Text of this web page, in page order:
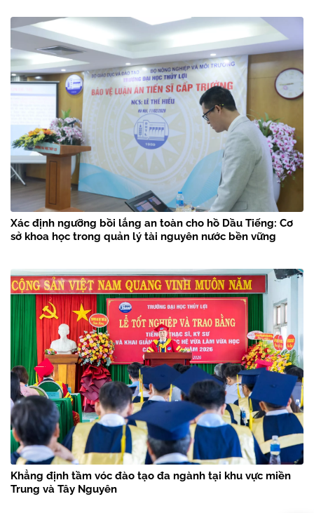
Xác định ngưỡng bồi lắng an toàn cho hồ Dầu Tiếng: Cơ
sở khoa học trong quản lý tài nguyên nước bền vững
Khẳng định tầm vóc đào tạo đa ngành tại khu vực miền
Trung và Tây Nguyên